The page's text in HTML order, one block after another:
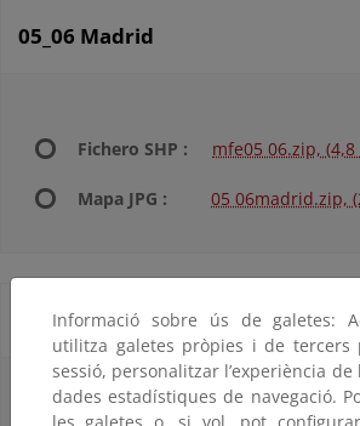
05_06 Madrid
Fichero SHP : mfe05 06.zip, (4,8
Mapa JPG : 05 06madrid.zip,
05_07 Toledo
Informació sobre ús de galetes:
utilitza galetes pròpies i de tercers
sessió, personalitzar l’experiència
dades estadístiques de navegació.
les galetes o, si vol, pot